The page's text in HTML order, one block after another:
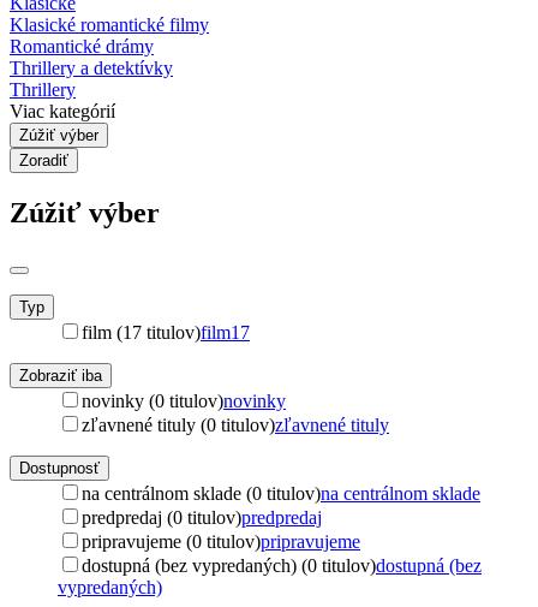
Klasické romantické filmy
Romantické drámy
Thrillery a detektívky
Thrillery
Viac kategórií
Zúžiť výber
Zoradiť
Zúžiť výber
Typ
film (17 titulov)film17
Zobraziť iba
novinky (0 titulov)novinky
zľavnené tituly (0 titulov)zľavnené tituly
Dostupnosť
na centrálnom sklade (0 titulov)na centrálnom sklade
predpredaj (0 titulov)predpredaj
pripravujeme (0 titulov)pripravujeme
dostupná (bez vypredaných) (0 titulov)dostupná (bez
vypredaných)